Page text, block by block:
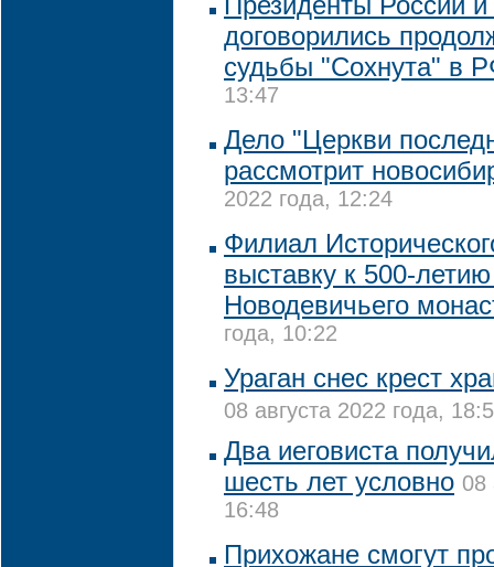
договорились
судьбы "Сохнута" в
13:47
Дело "Церкви
рассмотрит
2022 года, 12:24
Филиал
выставку к 500-
Новодевичьего
года, 10:22
Ураган снес крест
08 августа 2022 года,
Два иеговиста
шесть лет условно 08
16:48
Прихожане смогут